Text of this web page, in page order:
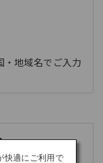
・地域名でご入力
快適にご利用で